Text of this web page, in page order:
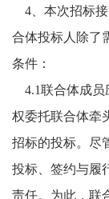
4、 本次招标
合体投标人除了
条件：
4.1联合体成
权委托联合体牵
招标的投标。尽
投标、签约与履
责任。为此，联